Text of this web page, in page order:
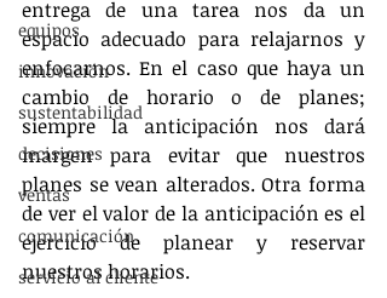
equipos
innovación
sustentabilidad
decisiones
ventas
comunicación
servicio al cliente
entrega de una tarea nos da un
espacio adecuado para relajarnos y
enfocarnos. En el caso que haya un
cambio de horario o de planes;
siempre la anticipación nos dará
margen para evitar que nuestros
planes se vean alterados. Otra forma
de ver el valor de la anticipación es el
ejercicio de planear y reservar
nuestros horarios.